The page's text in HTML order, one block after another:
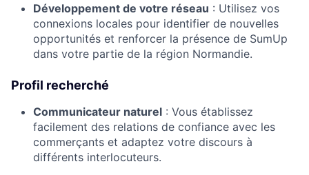
Développement de votre réseau : Utilisez vos
connexions locales pour identifier de nouvelles
opportunités et renforcer la présence de SumUp
dans votre partie de la région Normandie.
Profil recherché
Communicateur naturel : Vous établissez
facilement des relations de confiance avec les
commerçants et adaptez votre discours à
différents interlocuteurs.